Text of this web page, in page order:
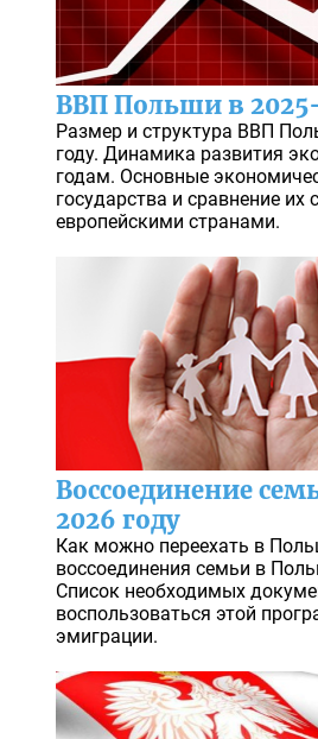
ВВП Польши в
Размер и структура ВВП
году. Динамика развития
годам. Основные
государства и сравнение их
европейскими странами.
Воссоединение
2026 году
Как можно переехать в
воссоединения семьи в
Список необходимых
воспользоваться этой
эмиграции.